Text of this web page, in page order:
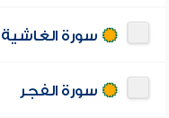
سورة الغاشية
سورة الفجر